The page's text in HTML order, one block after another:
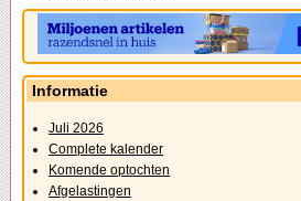
Informatie
Juli 2026
Complete kalender
Komende optochten
Afgelastingen